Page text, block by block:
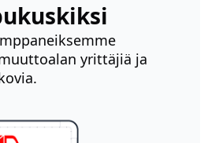
yrittäjiä ja